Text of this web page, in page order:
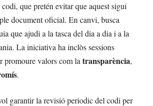
que pretén evitar que aquest sigui
document oficial. En canvi, busca
que ajudi a la tasca del dia a dia i a la
La iniciativa ha inclòs sessions
promoure valors com la transparència,
.
garantir la revisió periodic del codi per